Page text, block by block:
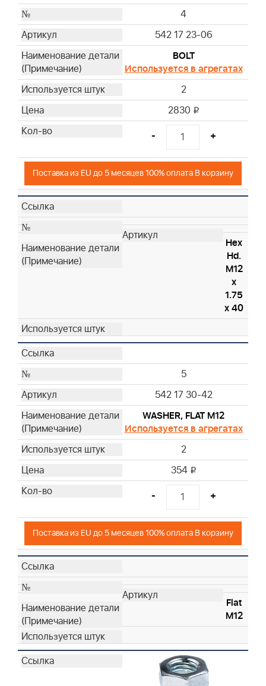
4
542 17 23-06
BOLT
Используется в агрегатах
2
2830 i
- +
Поставка из EU до 5 месяцев 100% оплата В корзину
Hex
Hd.
M12
x
1.75
x 40
5
542 17 30-42
WASHER, FLAT M12
Используется в агрегатах
2
354 i
- +
Поставка из EU до 5 месяцев 100% оплата В корзину
Flat
M12